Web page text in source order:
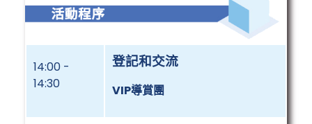
14:00 -
14:30
登記和交流
VIP導賞團